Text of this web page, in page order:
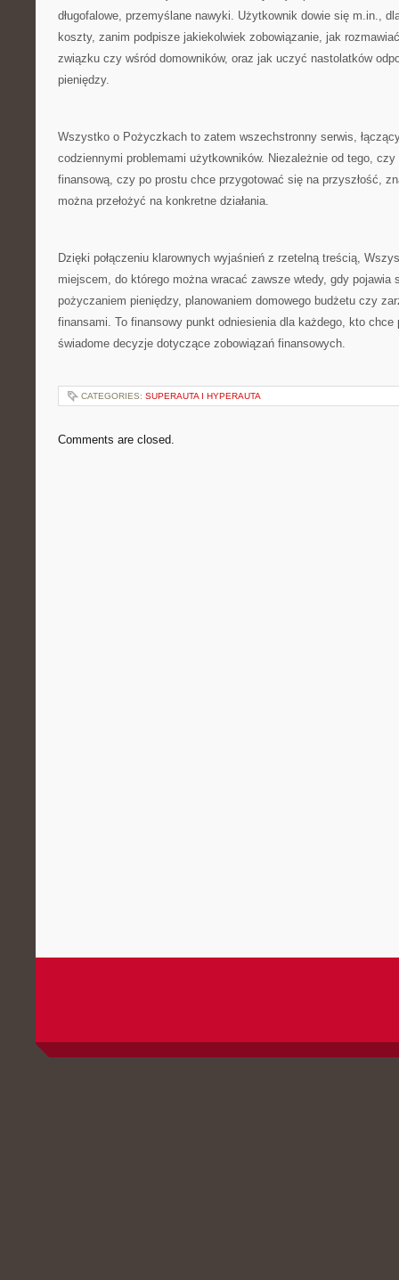
długofalowe, przemyślane nawyki. Użytkownik dowie się m.in.,
koszty, zanim podpisze jakiekolwiek zobowiązanie, jak
związku czy wśród domowników, oraz jak uczyć nastolatków
pieniędzy.
Wszystko o Pożyczkach to zatem wszechstronny serwis,
codziennymi problemami użytkowników. Niezależnie od tego,
finansową, czy po prostu chce przygotować się na przyszłość,
można przełożyć na konkretne działania.
Dzięki połączeniu klarownych wyjaśnień z rzetelną treścią,
miejscem, do którego można wracać zawsze wtedy, gdy pojawia
pożyczaniem pieniędzy, planowaniem domowego budżetu czy
finansami. To finansowy punkt odniesienia dla każdego, kto chce
świadome decyzje dotyczące zobowiązań finansowych.
CATEGORIES: SUPERAUTA I HYPERAUTA
Comments are closed.